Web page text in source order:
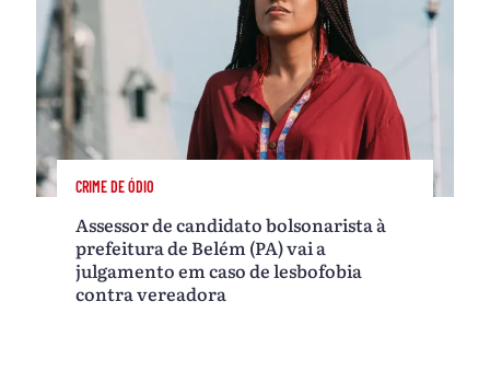
CRIME DE ÓDIO
Assessor de candidato bolsonarista à
prefeitura de Belém (PA) vai a
julgamento em caso de lesbofobia
contra vereadora